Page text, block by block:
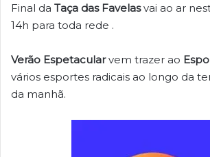
Final da Taça das Favelasvai ao ar
14h para toda rede .
Verão Espetacularvem trazer ao
vários esportes radicais ao longo da
da manhã.